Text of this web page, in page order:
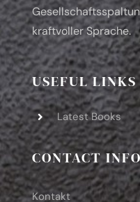
kraftvoller Sprache.
USEFUL LINKS
Latest Books
CONTACT
Kontakt